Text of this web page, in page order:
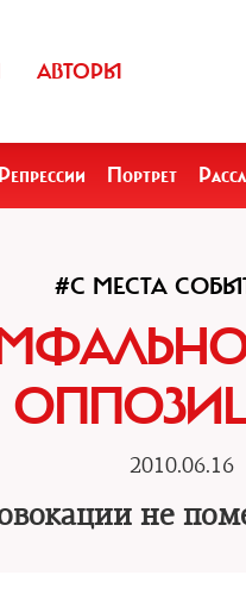
АВТОРЫ
Репрессии Портрет
#С МЕСТА
2010.06.16
не